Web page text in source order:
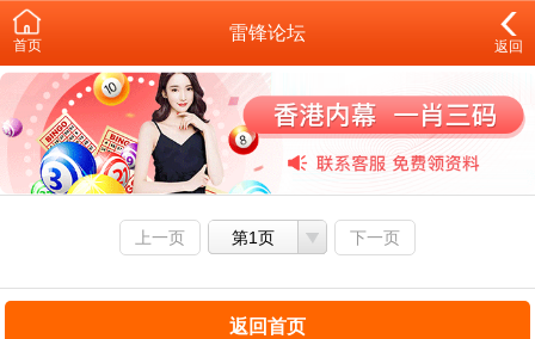
首页
雷锋论坛
返回
上一页 第1页 下一页
返回首页